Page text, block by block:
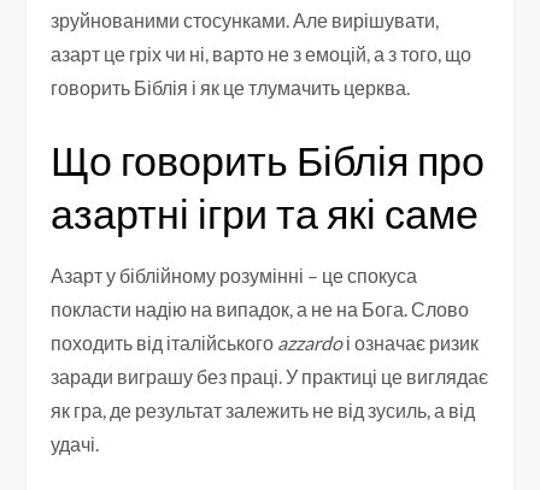
зруйнованими стосунками. Але вирішувати,
азарт це гріх чи ні, варто не з емоцій, а з того, що
говорить Біблія і як це тлумачить церква.
Що говорить Біблія про
азартні ігри та які саме
Азарт у біблійному розумінні – це спокуса
покласти надію на випадок, а не на Бога. Слово
походить від італійського azzardoі означає ризик
заради виграшу без праці. У практиці це виглядає
як гра, де результат залежить не від зусиль, а від
удачі.